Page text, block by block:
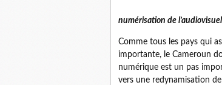
numérisation de
Comme tous les pays qui
importante, le Cameroun
numérique est un pas
vers une redynamisation